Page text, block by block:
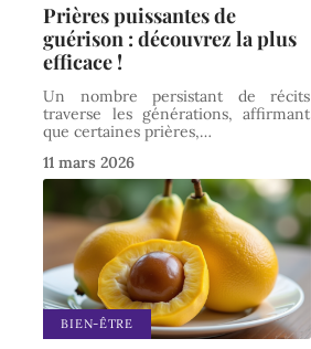
Prières puissantes de
guérison : découvrez la plus
efficace !
Un nombre persistant de récits
traverse les générations, affirmant
que certaines prières,…
11 mars 2026
BIEN-ÊTRE